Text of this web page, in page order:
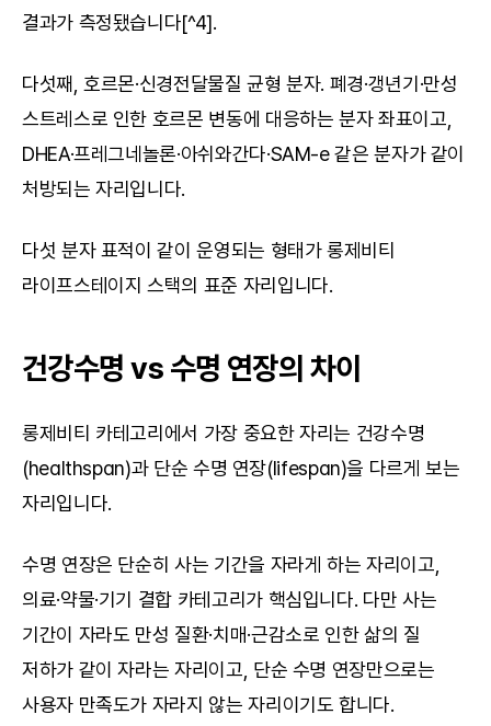
결과가 측정됐습니다[^4].
다섯째, 호르몬·신경전달물질 균형 분자. 폐경·갱년기·만성
스트레스로 인한 호르몬 변동에 대응하는 분자 좌표이고,
DHEA·프레그네놀론·아쉬와간다·SAM-e 같은 분자가 같이
처방되는 자리입니다.
다섯 분자 표적이 같이 운영되는 형태가 롱제비티
라이프스테이지 스택의 표준 자리입니다.
건강수명 vs 수명 연장의 차이
롱제비티 카테고리에서 가장 중요한 자리는 건강수명
(healthspan)과 단순 수명 연장(lifespan)을 다르게 보는
자리입니다.
수명 연장은 단순히 사는 기간을 자라게 하는 자리이고,
의료·약물·기기 결합 카테고리가 핵심입니다. 다만 사는
기간이 자라도 만성 질환·치매·근감소로 인한 삶의 질
저하가 같이 자라는 자리이고, 단순 수명 연장만으로는
사용자 만족도가 자라지 않는 자리이기도 합니다.